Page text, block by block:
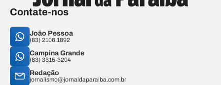
Contate-nos
João Pessoa
(83) 2106.1892
Campina Grande
(83) 3315-3204
Redação
jornalismo@jornaldaparaiba.com.br